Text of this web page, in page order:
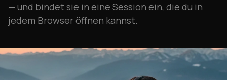
— und bindet sie in eine Session ein, die du in
jedem Browser öffnen kannst.